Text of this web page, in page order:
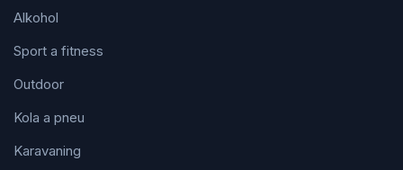
Alkohol
Sport a fitness
Outdoor
Kola a pneu
Karavaning